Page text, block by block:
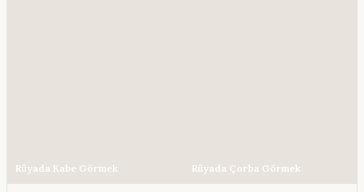
Rüyada Kabe Görmek Rüyada Çorba Görmek